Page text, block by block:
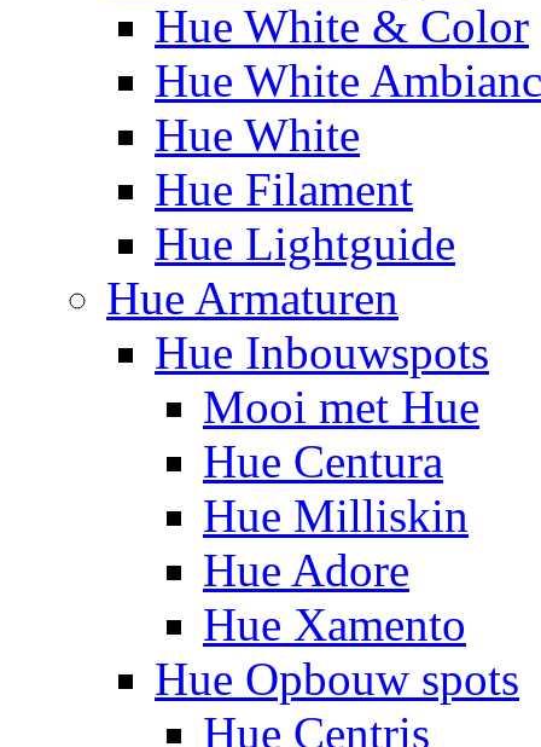
Hue White & Color
Hue White
Hue White
Hue Filament
Hue Lightguide
Hue Armaturen
Hue Inbouwspots
Mooi met Hue
Hue Centura
Hue Milliskin
Hue Adore
Hue Xamento
Hue Opbouw spots
Hue Centris